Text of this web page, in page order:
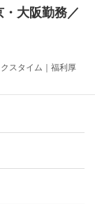
・大阪勤務／
スタイム｜福利厚